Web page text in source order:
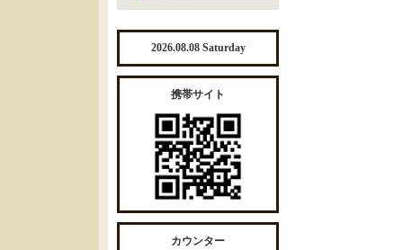
2026.08.08 Saturday
携帯サイト
カウンター